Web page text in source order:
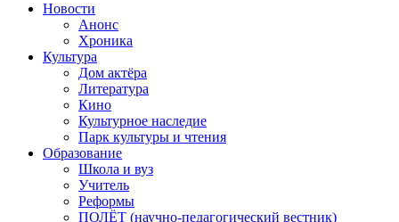
Новости
Анонс
Хроника
Культура
Дом актёра
Литература
Кино
Культурное наследие
Парк культуры и чтения
Образование
Школа и вуз
Учитель
Реформы
ПОЛЁТ (научно-педагогический вестник)